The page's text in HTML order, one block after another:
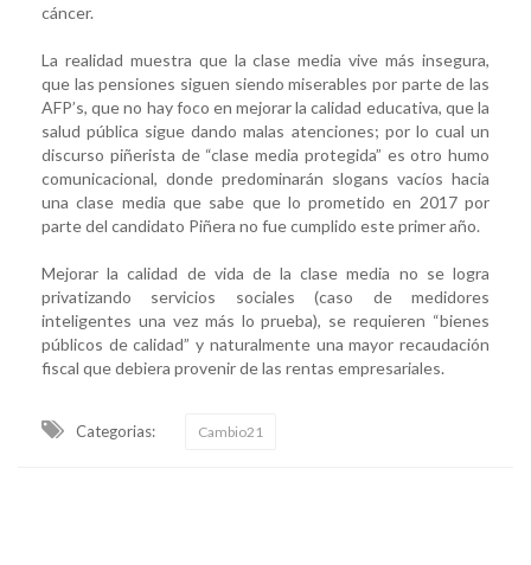
cáncer.
La realidad muestra que la clase media vive más insegura,
que las pensiones siguen siendo miserables por parte de las
AFP’s, que no hay foco en mejorar la calidad educativa, que la
salud pública sigue dando malas atenciones; por lo cual un
discurso piñerista de “clase media protegida” es otro humo
comunicacional, donde predominarán slogans vacíos hacia
una clase media que sabe que lo prometido en 2017 por
parte del candidato Piñera no fue cumplido este primer año.
Mejorar la calidad de vida de la clase media no se logra
privatizando servicios sociales (caso de medidores
inteligentes una vez más lo prueba), se requieren “bienes
públicos de calidad” y naturalmente una mayor recaudación
fiscal que debiera provenir de las rentas empresariales.
Categorias: Cambio21